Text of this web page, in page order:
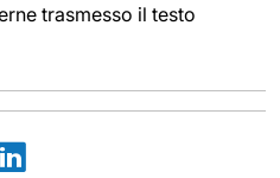
trasmesso il testo